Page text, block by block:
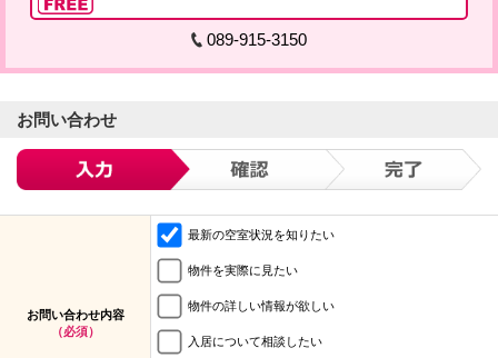
089-915-3150
お問い合わせ
お問い合わせ内容
（必須）
最新の空室状況を知りたい
物件を実際に見たい
物件の詳しい情報が欲しい
入居について相談したい